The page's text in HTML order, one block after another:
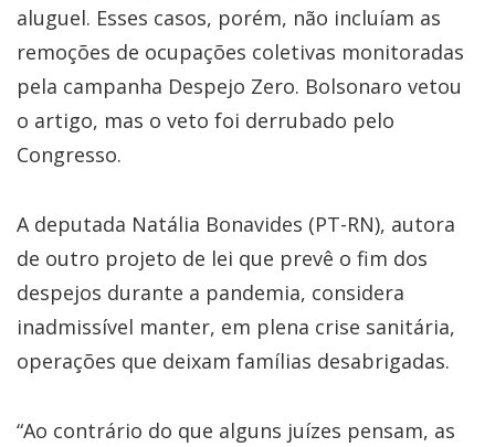
aluguel. Esses casos, porém, não incluíam as
remoções de ocupações coletivas monitoradas
pela campanha Despejo Zero. Bolsonaro vetou
o artigo, mas o veto foi derrubado pelo
Congresso.
A deputada Natália Bonavides (PT-RN), autora
de outro projeto de lei que prevê o fim dos
despejos durante a pandemia, considera
inadmissível manter, em plena crise sanitária,
operações que deixam famílias desabrigadas.
“Ao contrário do que alguns juízes pensam, as